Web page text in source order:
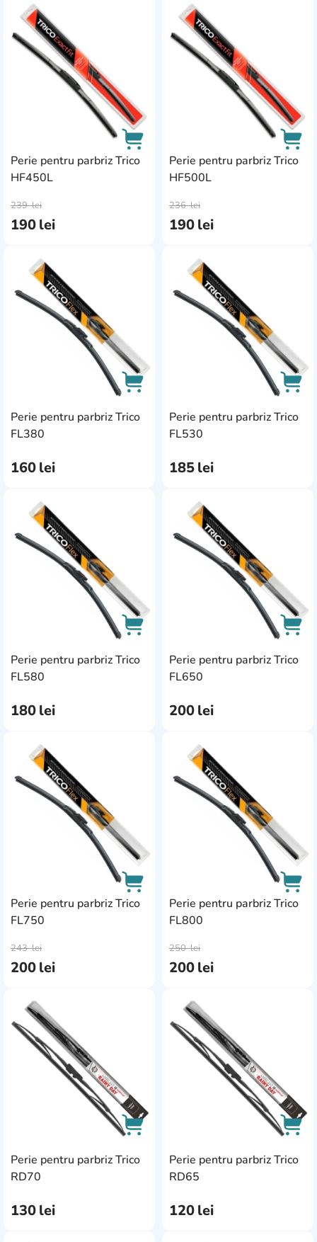
Perie pentru parbriz Trico
HF450L
190lei
239lei
AddCardToFavourite
Perie pentru parbriz Trico
HF500L
190lei
236lei
Perie pentru parbriz Trico
FL380
160lei
AddCardToFavourite
AddCardToCart
Perie pentru parbriz Trico
FL530
185lei
Perie pentru parbriz Trico
FL580
180lei
AddCardToFavourite
AddCardToCart
Perie pentru parbriz Trico
FL650
200lei
Perie pentru parbriz Trico
FL750
200lei
243lei
AddCardToFavourite
Perie pentru parbriz Trico
FL800
200lei
250lei
Perie pentru parbriz Trico
RD70
130lei
AddCardToFavourite
AddCardToCart
Perie pentru parbriz Trico
RD65
120lei